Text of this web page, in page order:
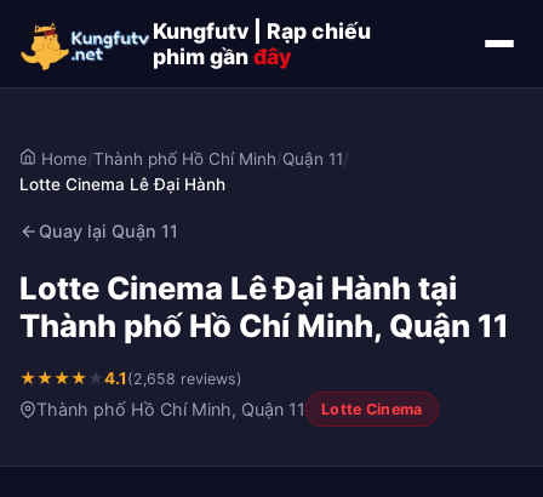
Kungfutv | Rạp chiếu
phim gầnđây
Home/Thành phố Hồ Chí Minh/Quận 11/
Lotte Cinema Lê Đại Hành
Quay lại Quận 11
Lotte Cinema Lê Đại Hành tại
Thành phố Hồ Chí Minh, Quận 11
★★★★★4.1 (2,658 reviews)
Thành phố Hồ Chí Minh, Quận 11 Lotte Cinema